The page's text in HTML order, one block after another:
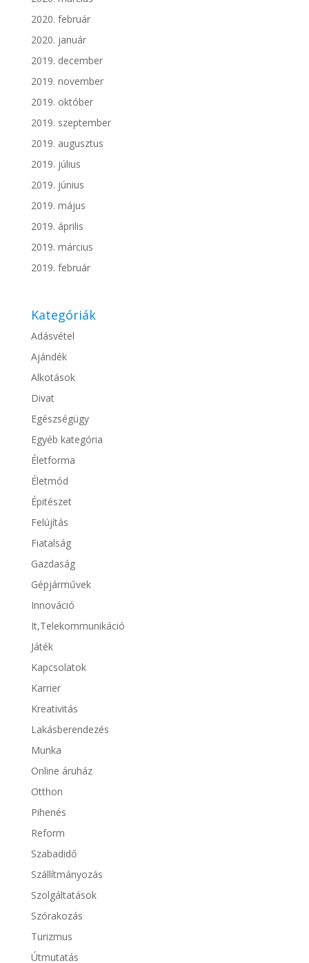
2020. február
2020. január
2019. december
2019. november
2019. október
2019. szeptember
2019. augusztus
2019. július
2019. június
2019. május
2019. április
2019. március
2019. február
Kategóriák
Adásvétel
Ajándék
Alkotások
Divat
Egészségügy
Egyéb kategória
Életforma
Életmód
Épitészet
Felújítás
Fiatalság
Gazdaság
Gépjárművek
Innováció
It,Telekommunikáció
Játék
Kapcsolatok
Karrier
Kreativitás
Lakásberendezés
Munka
Online áruház
Otthon
Pihenés
Reform
Szabadidő
Szállítmányozás
Szolgáltatások
Szórakozás
Turizmus
Útmutatás